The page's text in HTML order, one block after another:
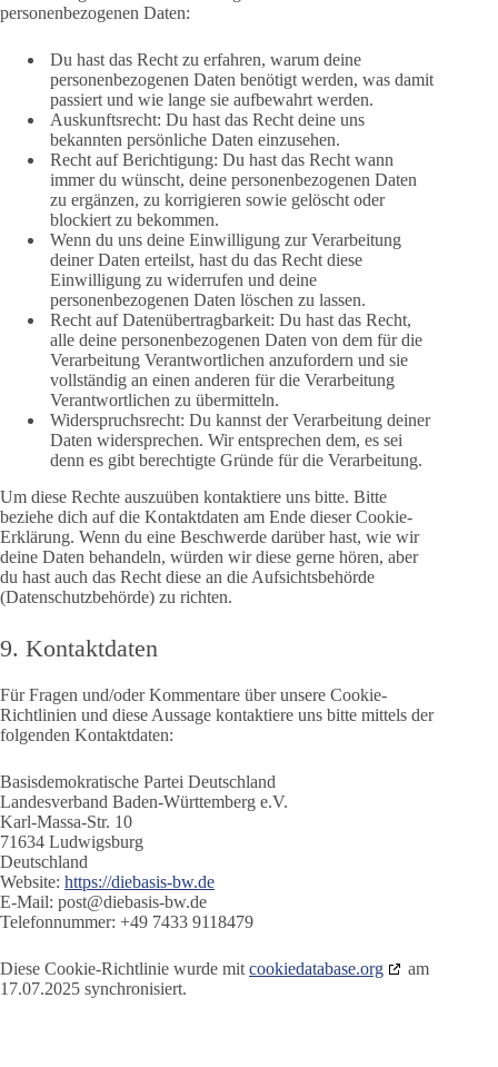
personenbezogenen Daten:
Du hast das Recht zu erfahren, warum deine
personenbezogenen Daten benötigt werden, was damit
passiert und wie lange sie aufbewahrt werden.
Auskunftsrecht: Du hast das Recht deine uns
bekannten persönliche Daten einzusehen.
Recht auf Berichtigung: Du hast das Recht wann
immer du wünscht, deine personenbezogenen Daten
zu ergänzen, zu korrigieren sowie gelöscht oder
blockiert zu bekommen.
Wenn du uns deine Einwilligung zur Verarbeitung
deiner Daten erteilst, hast du das Recht diese
Einwilligung zu widerrufen und deine
personenbezogenen Daten löschen zu lassen.
Recht auf Datenübertragbarkeit: Du hast das Recht,
alle deine personenbezogenen Daten von dem für die
Verarbeitung Verantwortlichen anzufordern und sie
vollständig an einen anderen für die Verarbeitung
Verantwortlichen zu übermitteln.
Widerspruchsrecht: Du kannst der Verarbeitung deiner
Daten widersprechen. Wir entsprechen dem, es sei
denn es gibt berechtigte Gründe für die Verarbeitung.
Um diese Rechte auszuüben kontaktiere uns bitte. Bitte
beziehe dich auf die Kontaktdaten am Ende dieser Cookie-
Erklärung. Wenn du eine Beschwerde darüber hast, wie wir
deine Daten behandeln, würden wir diese gerne hören, aber
du hast auch das Recht diese an die Aufsichtsbehörde
(Datenschutzbehörde) zu richten.
9. Kontaktdaten
Für Fragen und/oder Kommentare über unsere Cookie-
Richtlinien und diese Aussage kontaktiere uns bitte mittels der
folgenden Kontaktdaten:
Basisdemokratische Partei Deutschland
Landesverband Baden-Württemberg e.V.
Karl-Massa-Str. 10
71634 Ludwigsburg
Deutschland
Website: https://diebasis-bw.de
E-Mail: post@diebasis-bw.de
Telefonnummer: +49 7433 9118479
Diese Cookie-Richtlinie wurde mit cookiedatabase.org
am
17.07.2025 synchronisiert.